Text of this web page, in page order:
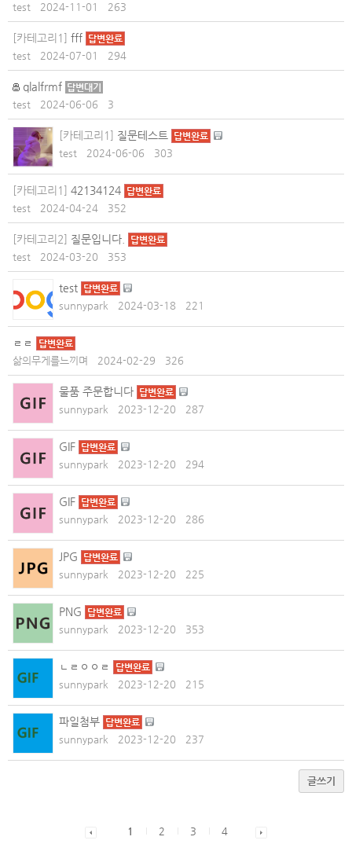
test 2024-11-01 263
[카테고리1] fff 답변완료
test 2024-07-01 294
qlalfrmf 답변대기
test 2024-06-06 3
[카테고리1] 질문테스트 답변완료
test 2024-06-06 303
[카테고리1] 42134124 답변완료
test 2024-04-24 352
[카테고리2] 질문입니다. 답변완료
test 2024-03-20 353
test 답변완료
sunnypark 2024-03-18 221
ㄹㄹ 답변완료
삶의무게를느끼며 2024-02-29 326
물품 주문합니다 답변완료
sunnypark 2023-12-20 287
GIF 답변완료
sunnypark 2023-12-20 294
GIF 답변완료
sunnypark 2023-12-20 286
JPG 답변완료
sunnypark 2023-12-20 225
PNG 답변완료
sunnypark 2023-12-20 353
ㄴㄹㅇㅇㄹ 답변완료
sunnypark 2023-12-20 215
파일첨부 답변완료
sunnypark 2023-12-20 237
글쓰기
1 2 3 4